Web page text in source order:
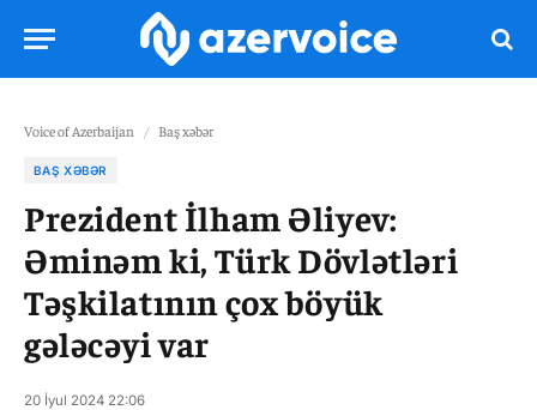
Voice of Azerbaijan / Baş xəbər
BAŞ XƏBƏR
Prezident İlham Əliyev:
Əminəm ki, Türk Dövlətləri
Təşkilatının çox böyük
gələcəyi var
20 İyul 2024 22:06